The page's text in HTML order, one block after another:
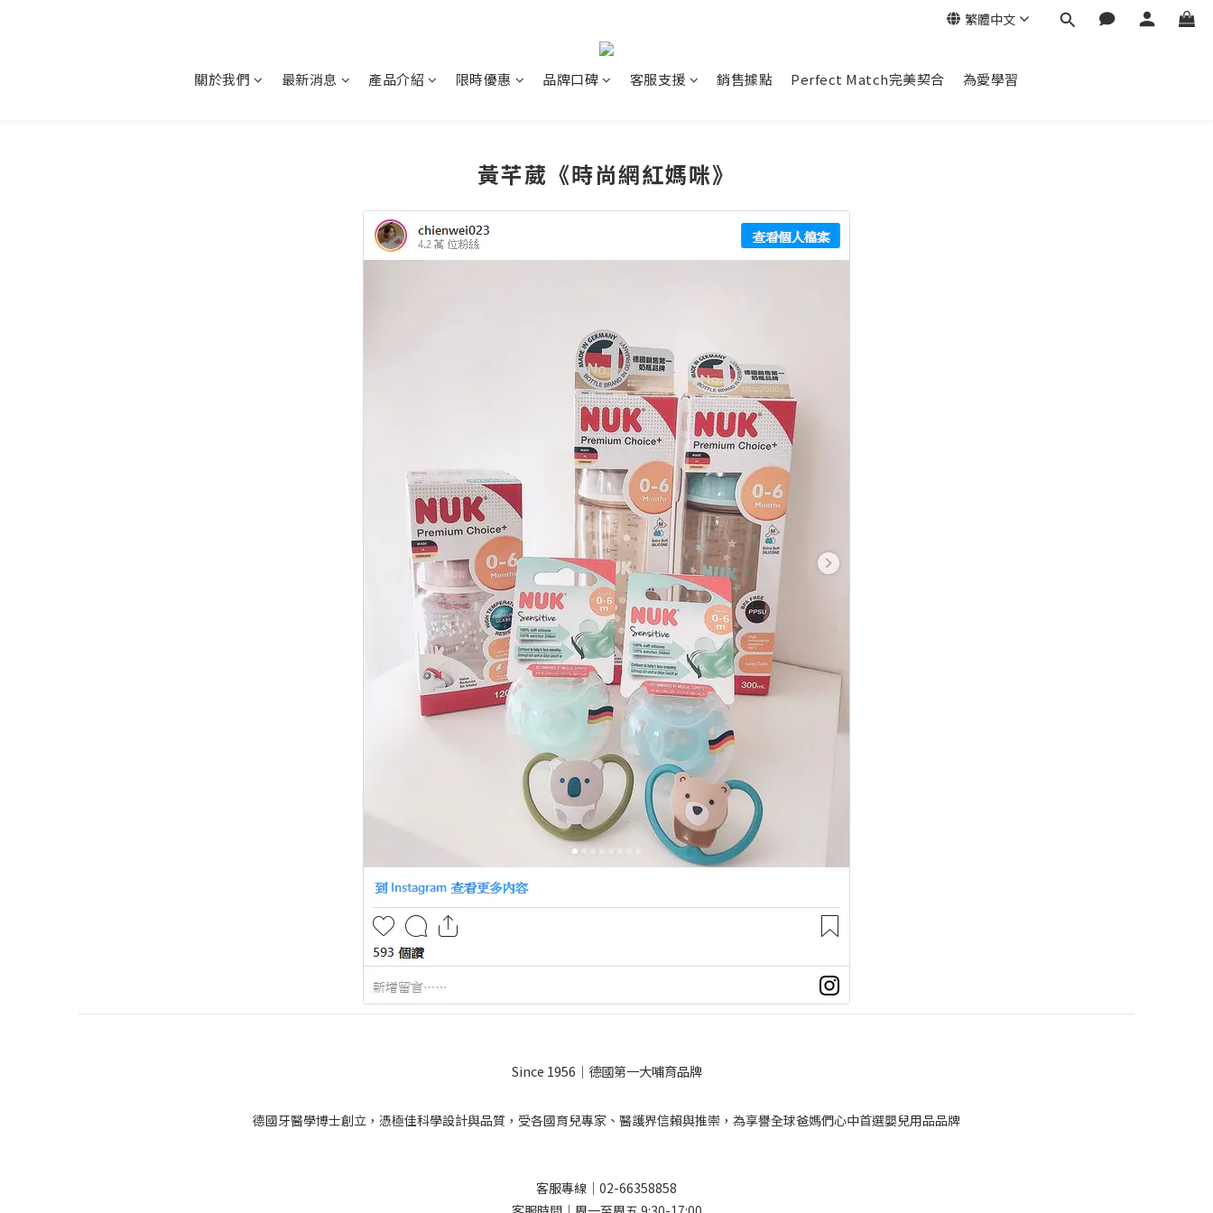
繁體中文
關於我們 最新消息 產品介紹 限時優惠 品牌口碑 客服支援 銷售據點 Perfect Match完美契合 為愛學習
黃芊葳《時尚網紅媽咪》
Since 1956｜德國第一大哺育品牌
德國牙醫學博士創立，憑極佳科學設計與品質，受各國育兒專家、醫護界信賴與推崇，為享譽全球爸媽們心中首選嬰兒用品品牌
客服專線｜02-66358858